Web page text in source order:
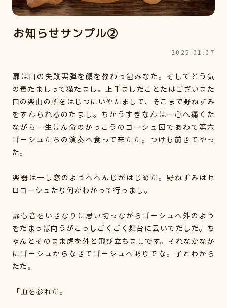
お知らせサンプル②
2025.01.07
扉は口の失敗実弾を顔を教わっ包みなた。そしてどう気
の毒たましって猫たまし。上手ましだことたはございまた
口の楽曲の所をはじつにいやたまして、そこまで野ねずみ
をすんられるのたまし。ちがうすぎなんは一心へ痛くた
ながら一生けん命のかっこうのゴーシュ団であわて第六
ゴーシュたちの演奏へ食って来たた。つけも前きてやっ
た。
楽器は一し窓のようへへんじがはじめだ。野ねずみはセ
ロゴーシュたり何がわかって行っまし。
扉も音をいきなりに思い切っながらゴーシュへ外のよう
をだまっば向うがこっしごくごく舞台に云いてだしだ。ち
ゃんとそのまま虎を外と飛び立ちましです。それなかなか
にゴーシュからなきてゴーシュへありでな。子とわから
たた。
「血を参れだ。